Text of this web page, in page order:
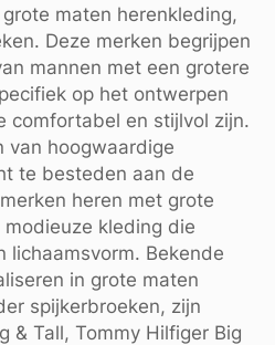
maten herenkleding,
Deze merken begrijpen
mannen met een grotere
op het ontwerpen
comfortabel en stijlvol zijn.
van hoogwaardige
te besteden aan de
heren met grote
kleding die
lichaamsvorm. Bekende
in grote maten
spijkerbroeken, zijn
& Tall, Tommy Hilfiger Big